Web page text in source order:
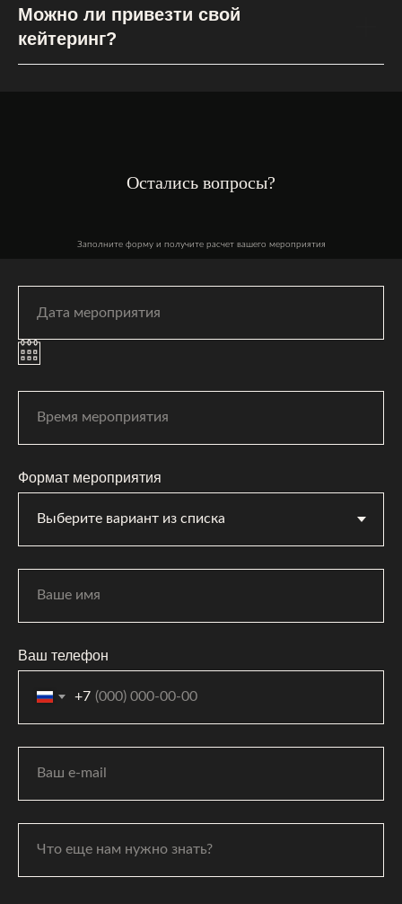
Можно ли привезти свой
кейтеринг?
Остались вопросы?
Заполните форму и получите расчет вашего мероприятия
Формат мероприятия
Ваш телефон
+7